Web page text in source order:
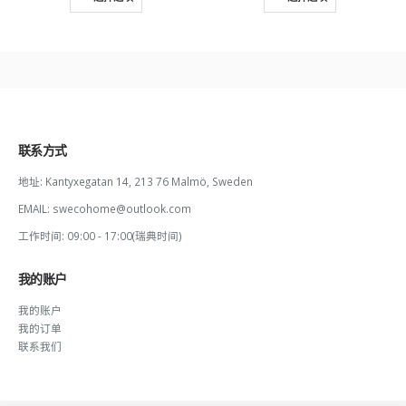
联系方式
地址: Kantyxegatan 14, 213 76 Malmö, Sweden
EMAIL: swecohome@outlook.com
工作时间: 09:00 - 17:00(瑞典时间)
我的账户
我的账户
我的订单
联系我们